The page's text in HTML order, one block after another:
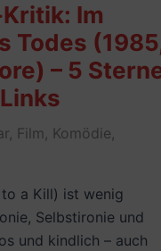
Im
Todes
– 5
, Film , Komödie,
a Kill) ist wenig
Selbstironie und
und kindlich – auch